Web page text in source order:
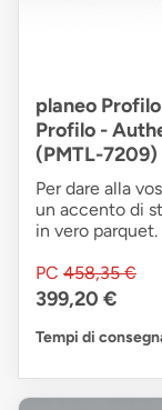
planeo
Profilo -
(PMTL-7209)
Per dare alla
un accento di
in vero parquet.
PC 458,35 €
399,20 €
Tempi di